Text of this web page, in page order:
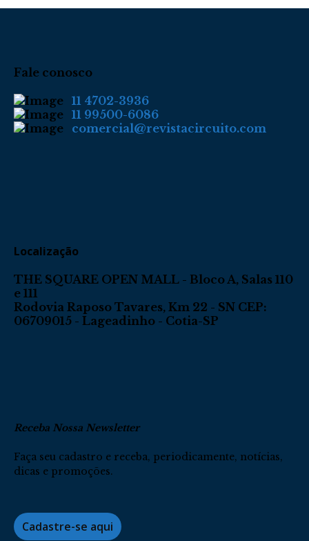
Fale conosco
11 4702-3936
11 99500-6086
comercial@revistacircuito.com
Localização
THE SQUARE OPEN MALL - Bloco A, Salas 110
e 111
Rodovia Raposo Tavares, Km 22 - SN CEP:
06709015 - Lageadinho - Cotia-SP
Receba Nossa Newsletter
Faça seu cadastro e receba, periodicamente, notícias,
dicas e promoções.
Cadastre-se aqui